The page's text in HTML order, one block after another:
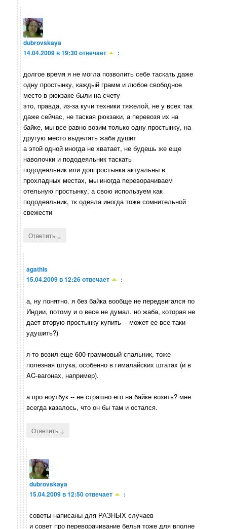
dubrovskaya
14.04.2009 в 19:30отвечает :
долгое время я не могла позволить себе таскать даже
одну простынку, каждый грамм и любое свободное
место в рюкзаке были на счету
это, правда, из-за кучи техники тяжелой, не у всех так
даже сейчас, не таская рюкзаки, а перевозя их на
байке, мы все равно возим только одну простынку, на
другую место выделять жаба душит
а этой одной иногда не хватает, не будешь же еще
наволочки и пододеяльник таскать
пододеяльник или доппростынка актуальны в
прохладных местах, мы иногда переворачиваем
отельную простынку, а свою используем как
пододеяльник, тк одеяла иногда тоже сомнительной
свежести
Ответить ↓
agathis
15.04.2009 в 12:26отвечает :
а, ну понятно. я без байка вообще не передвигался по
Индии, потому и о весе не думал. но жаба, которая не
дает вторую простынку купить -- может ее все-таки
удушить?)
я-то возил еще 600-граммовый спальник, тоже
полезная штука, особенно в гималайских штатах (и в
AC-вагонах, например).
а про ноутбук -- не страшно его на байке возить? мне
всегда казалось, что он бы там и остался.
Ответить ↓
dubrovskaya
15.04.2009 в 12:50отвечает :
советы написаны для РАЗНЫХ случаев
и совет про переворачивание белья тоже для вполне